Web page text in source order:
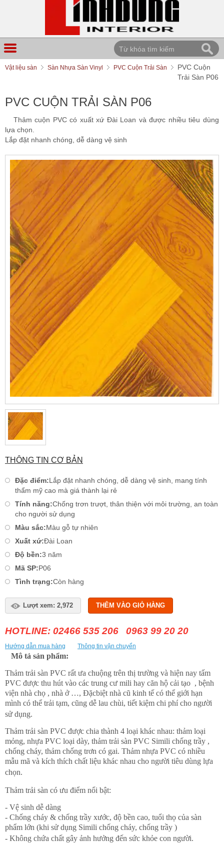
Vật liệu sàn Sàn Nhựa Sàn Vinyl PVC Cuộn Trải Sàn
PVC Cuộn
Trải Sàn P06
PVC CUỘN TRẢI SÀN P06
Thảm cuộn PVC có xuất xứ Đài Loan và được nhiều tiêu dùng
lựa chọn.
Lắp đặt nhanh chóng, dễ dàng vệ sinh
THÔNG TIN CƠ BẢN
Đặc điểm:Lắp đặt nhanh chóng, dễ dàng vệ sinh, mang tính
thẩm mỹ cao mà giá thành lại rẻ
Tính năng:Chống trơn trượt, thân thiện với môi trường, an toàn
cho người sử dụng
Màu sắc:Màu gỗ tự nhiên
Xuất xứ:Đài Loan
Độ bền:3 năm
Mã SP:P06
Tình trạng:Còn hàng
Lượt xem: 2,972 THÊM VÀO GIỎ HÀNG
HOTLINE: 02466 535 206 0963 99 20 20
Hướng dẫn mua hàng Thông tin vận chuyển
Mô tả sản phẩm:
Thảm trải sàn PVC rất ưa chuộng trên thị trường và hiện nay tấm
PVC được thu hút vào các trung cư mili hay căn hộ cải tạo , bệnh
viện nhà chọ , nhà ở …, Đặcbiệt nhà cũ kinh tế có thể giới hạn
mình có thể trải tạm, cũng dễ lau chùi, tiết kiệm chi phí cho người
sử dụng.
Thảm trải sàn PVC được chia thành 4 loại khác nhau: thảm loại
mỏng, nhựa PVC loại dày, thảm trải sàn PVC Simili chống trầy ,
chống cháy, thảm chống trơn có gai. Thảm nhựa PVC có nhiều
mẫu mã và kích thích chất liệu khác nhau cho người tiêu dùng lựa
chọn.
Thảm trải sàn có ưu điểm nổi bật:
- Vệ sinh dễ dàng
- Chống cháy & chống trầy xước, độ bền cao, tuổi thọ của sàn
phẩm lớn (khi sử dụng Simili chống cháy, chống trầy )
- Không chứa chất gây ảnh hưởng đến sức khỏe con người.